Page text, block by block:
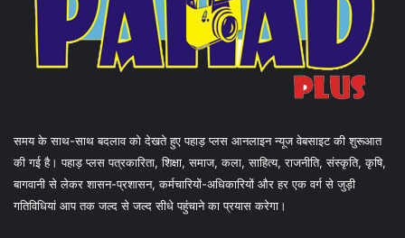
समय के साथ-साथ बदलाव को देखते हुए पहाड़ प्लस आनलाइन न्यूज वेबसाइट की शुरूआत
की गई है। पहाड़ प्लस पत्रकारिता, शिक्षा, समाज, कला, साहित्य, राजनीति, संस्कृति, कृषि,
बागवानी से लेकर शासन-प्रशासन, कर्मचारियों-अधिकारियों और हर एक वर्ग से जुड़ी
गतिविधियां आप तक जल्द से जल्द सीधे पहुंचाने का प्रयास करेगा।